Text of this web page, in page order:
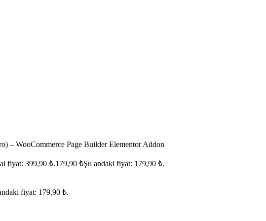
– WooCommerce Page Builder Elementor Addon
fiyat: 399,90 ₺.179,90 ₺Şu andaki fiyat: 179,90 ₺.
fiyat: 179,90 ₺.